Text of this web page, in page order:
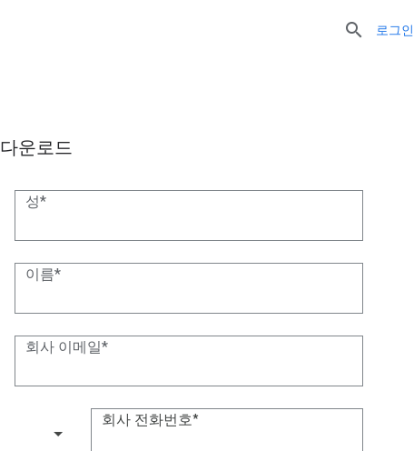
다운로드
성
이름
회사 이메일
회사 전화번호
 로그인